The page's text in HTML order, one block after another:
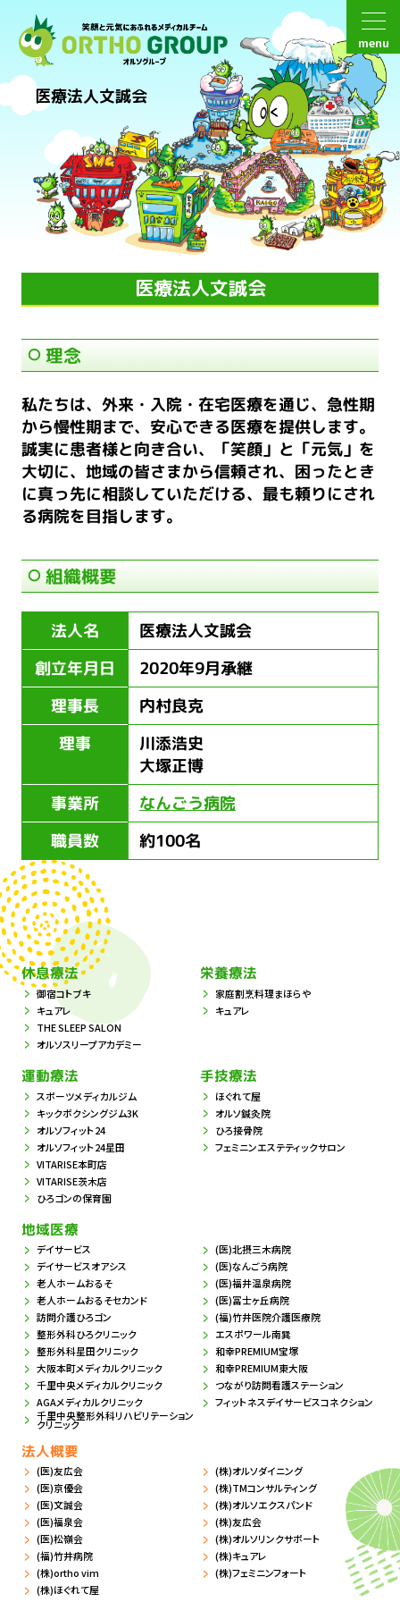
menu
医療法人文誠会
医療法人文誠会
理念
私たちは、外来・入院・在宅医療を通じ、急性期
から慢性期まで、安心できる医療を提供します。
誠実に患者様と向き合い、「笑顔」と「元気」を
大切に、地域の皆さまから信頼され、困ったとき
に真っ先に相談していただける、最も頼りにされ
る病院を目指します。
組織概要
法人名 医療法人文誠会
創立年月日 2020年9月承継
理事長 内村良克
理事
川添浩史
大塚正博
事業所 なんごう病院
職員数 約100名
休息療法
御宿コトブキ
キュアレ
THE SLEEP SALON
オルソスリープアカデミー
栄養療法
家庭割烹料理まほらや
キュアレ
運動療法
スポーツメディカルジム
キックボクシングジム3K
オルソフィット24
オルソフィット24星田
VITARISE本町店
VITARISE茨木店
ひろゴンの保育園
手技療法
ほぐれて屋
オルソ鍼灸院
ひろ接骨院
フェミニンエステティックサロン
地域医療
デイサービス
デイサービスオアシス
老人ホームおるそ
老人ホームおるそセカンド
訪問介護ひろゴン
整形外科ひろクリニック
整形外科星田クリニック
大阪本町メディカルクリニック
千里中央メディカルクリニック
AGAメディカルクリニック
千里中央整形外科リハビリテーション
クリニック
(医)北摂三木病院
(医)なんごう病院
(医)福井温泉病院
(医)冨士ヶ丘病院
(福)竹井医院介護医療院
エスポワール南巽
和幸PREMIUM宝塚
和幸PREMIUM東大阪
つながり訪問看護ステーション
フィットネスデイサービスコネクション
法人概要
(医)友広会
(医)京優会
(医)文誠会
(医)福泉会
(医)松嶺会
(福)竹井病院
(株)ortho vim
(株)ほぐれて屋
(株)オルソダイニング
(株)TMコンサルティング
(株)オルソエクスパンド
(株)友広会
(株)オルソリンクサポート
(株)キュアレ
(株)フェミニンフォート